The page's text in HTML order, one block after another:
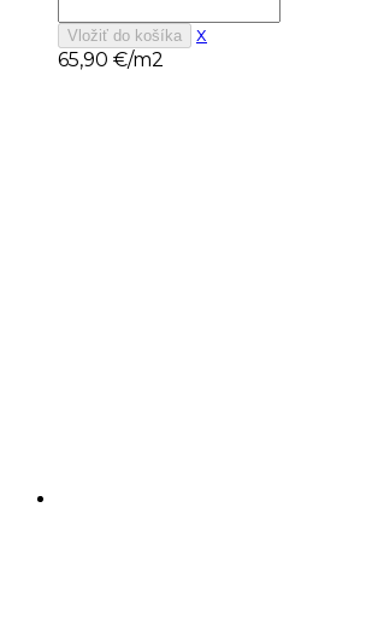
Vložiť do košíka
x
65,90 €/m2